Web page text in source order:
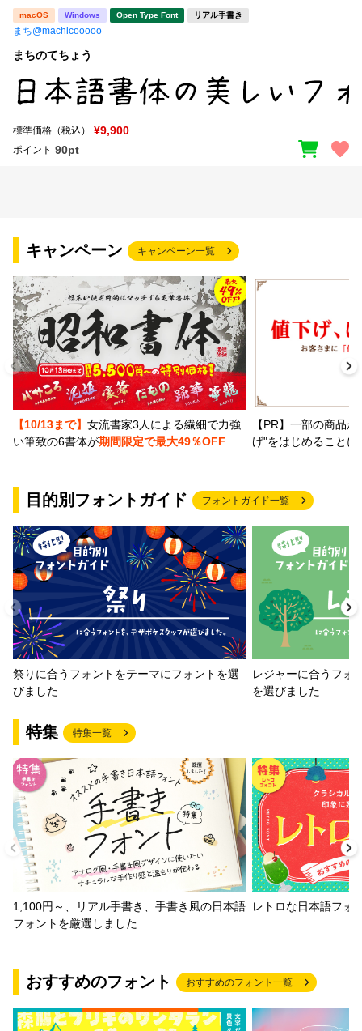
macOS Windows Open Type Font リアル手書き
まち@machicooooo
まちのてちょう
標準価格（税込） ¥9,900
ポイント 90pt
キャンペーン キャンペーン一覧
【10/13まで】 女流書家3人による繊細で力強
い筆致の6書体が期間限定で最大49％OFF
【PR】一部の商品
げ"をはじめること
目的別フォントガイド フォントガイド一覧
祭りに合うフォントをテーマにフォントを選
びました
レジャーに合うフォ
を選びました
特集 特集一覧
1,100円～、リアル手書き、手書き風の日本語
フォントを厳選しました
レトロな日本語フォ
おすすめのフォント おすすめのフォント一覧